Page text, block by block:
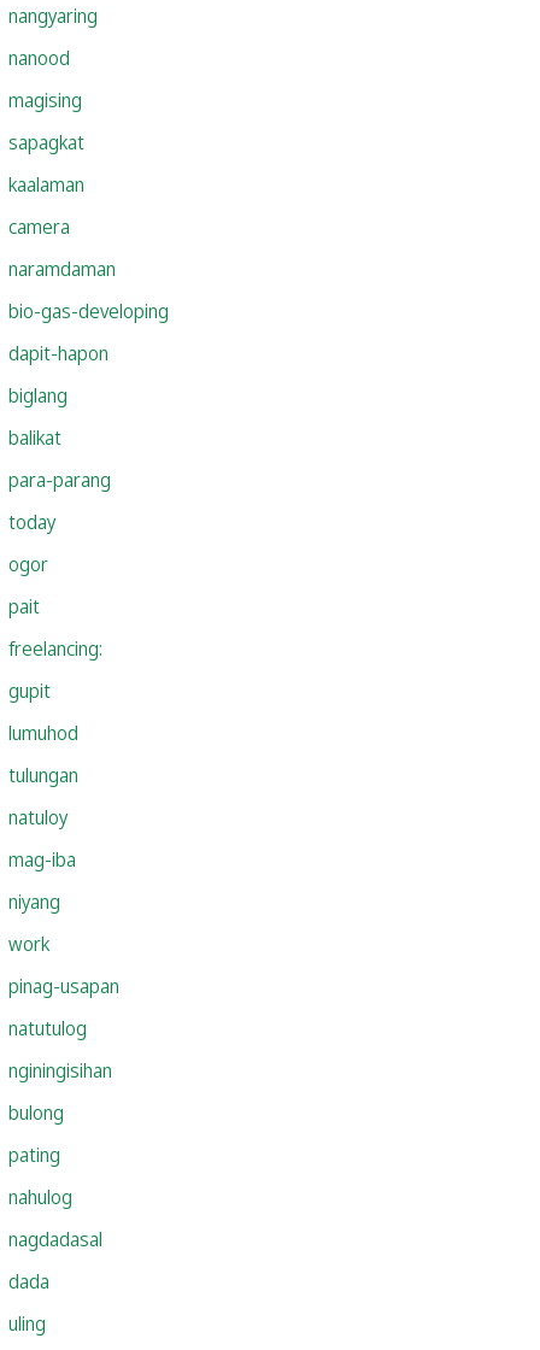
nangyaring
nanood
magising
sapagkat
kaalaman
camera
naramdaman
bio-gas-developing
dapit-hapon
biglang
balikat
para-parang
today
ogor
pait
freelancing:
gupit
lumuhod
tulungan
natuloy
mag-iba
niyang
work
pinag-usapan
natutulog
nginingisihan
bulong
pating
nahulog
nagdadasal
dada
uling